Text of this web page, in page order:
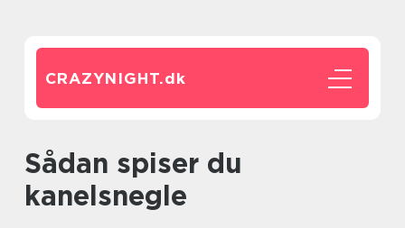
CRAZYNIGHT.dk
Sådan spiser du
kanelsnegle